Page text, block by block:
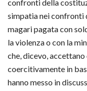
confronti della
simpatia nei confronti
magari pagata con
la violenza o con la
che, dicevo,
coercitivamente in
hanno messo in